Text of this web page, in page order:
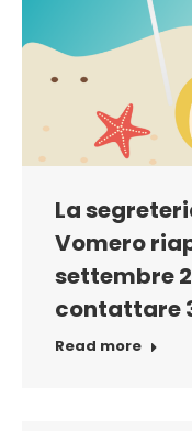
La
Vomero
settembre
contattare
Read more